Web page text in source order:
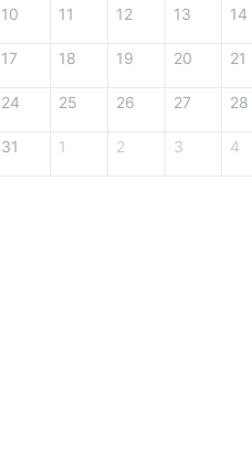
10 11 12 13 14
17 18 19 20 21
24 25 26 27 28
31 1 2 3 4